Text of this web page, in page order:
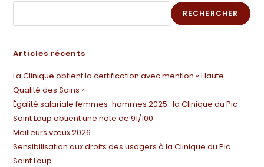
RECHERCHER
Articles récents
La Clinique obtient la certification avec mention « Haute
Qualité des Soins »
Égalité salariale femmes-hommes 2025 : la Clinique du Pic
Saint Loup obtient une note de 91/100
Meilleurs vœux 2026
Sensibilisation aux droits des usagers à la Clinique du Pic
Saint Loup